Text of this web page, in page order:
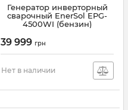
Генератор инверторный
сварочный EnerSol EPG-
4500WI (бензин)
39 999 грн
Нет в наличии